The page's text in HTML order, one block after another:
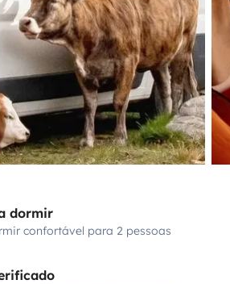
dormir
confortável para 2 pessoas